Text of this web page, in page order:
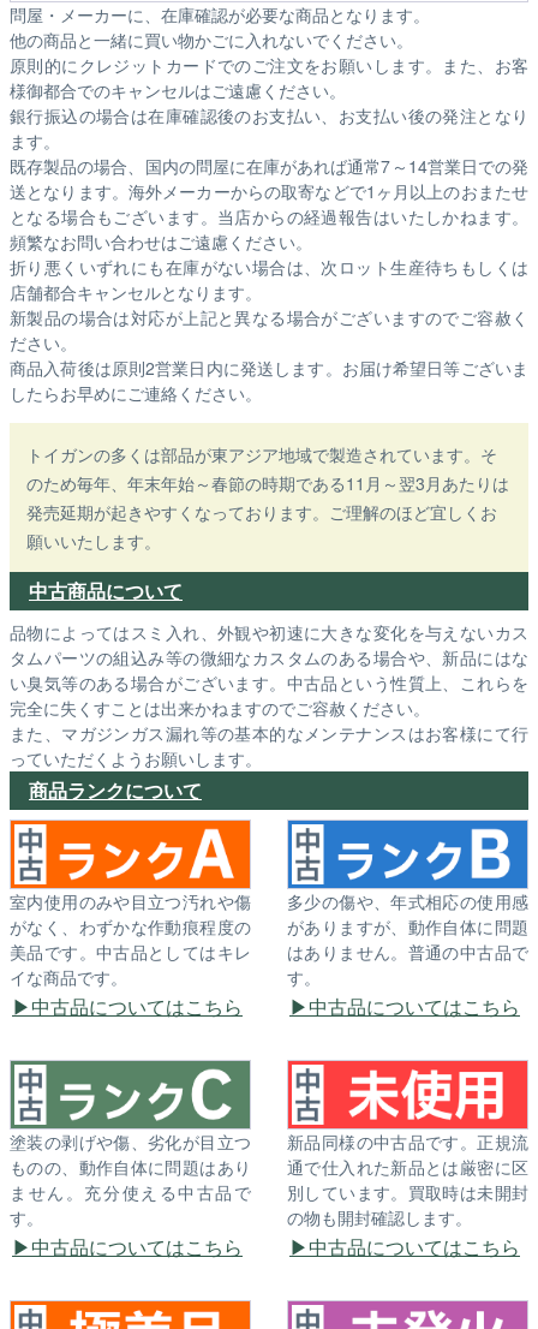
問屋・メーカーに、在庫確認が必要な商品となります。
他の商品と一緒に買い物かごに入れないでください。
原則的にクレジットカードでのご注文をお願いします。また、お客
様御都合でのキャンセルはご遠慮ください。
銀行振込の場合は在庫確認後のお支払い、お支払い後の発注となり
ます。
既存製品の場合、国内の問屋に在庫があれば通常7～14営業日での発
送となります。海外メーカーからの取寄などで1ヶ月以上のおまたせ
となる場合もございます。 当店からの経過報告はいたしかねます。
頻繁なお問い合わせはご遠慮ください。
折り悪くいずれにも在庫がない場合は、次ロット生産待ちもしくは
店舗都合キャンセルとなります。
新製品の場合は対応が上記と異なる場合がございますのでご容赦く
ださい。
商品入荷後は原則2営業日内に発送します。お届け希望日等ございま
したらお早めにご連絡ください。
トイガンの多くは部品が東アジア地域で製造されています。そ
のため毎年、年末年始～春節の時期である11月～翌3月あたりは
発売延期が起きやすくなっております。ご理解のほど宜しくお
願いいたします。
中古商品について
品物によってはスミ入れ、外観や初速に大きな変化を与えないカス
タムパーツの組込み等の微細なカスタムのある場合や、新品にはな
い臭気等のある場合がございます。中古品という性質上、これらを
完全に失くすことは出来かねますのでご容赦ください。
また、マガジンガス漏れ等の基本的なメンテナンスはお客様にて行
っていただくようお願いします。
商品ランクについて
室内使用のみや目立つ汚れや傷
がなく、わずかな作動痕程度の
美品です。中古品としてはキレ
イな商品です。
中古品についてはこちら
多少の傷や、年式相応の使用感
がありますが、動作自体に問題
はありません。普通の中古品で
す。
中古品についてはこちら
塗装の剥げや傷、劣化が目立つ
ものの、動作自体に問題はあり
ません。充分使える中古品で
す。
中古品についてはこちら
新品同様の中古品です。正規流
通で仕入れた新品とは厳密に区
別しています。買取時は未開封
の物も開封確認します。
中古品についてはこちら